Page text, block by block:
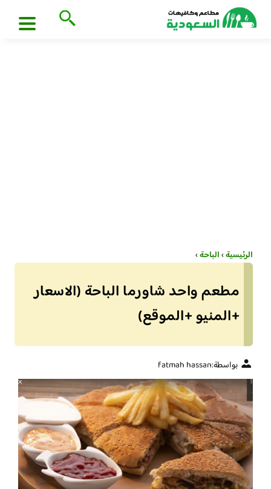
الرئيسية›الباحة›
مطعم واحد شاورما الباحة (الاسعار
+المنيو +الموقع)
بواسطة:fatmah hassan